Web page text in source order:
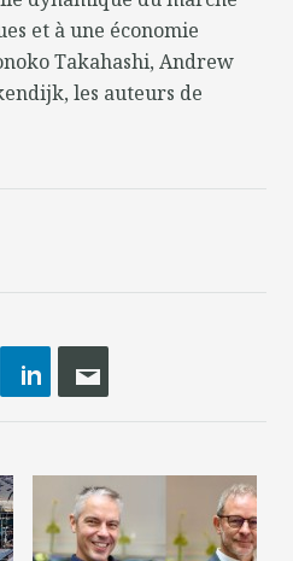
et à une économie
Takahashi, Andrew
les auteurs de